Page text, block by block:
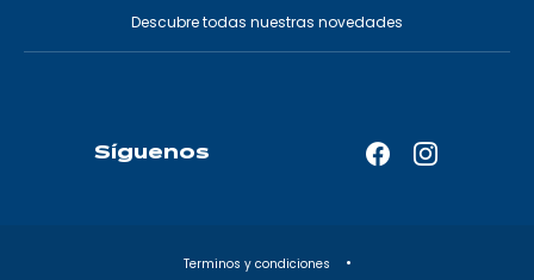
Descubre todas nuestras novedades
Síguenos
FacebookInstagram
Terminos y condiciones